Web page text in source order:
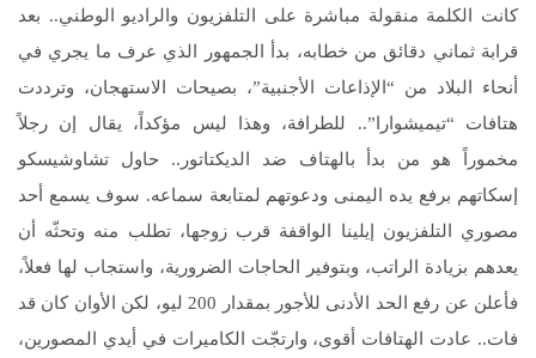
كانت الكلمة منقولة مباشرة على التلفزيون والراديو الوطني.. بعد
قرابة ثماني دقائق من خطابه، بدأ الجمهور الذي عرف ما يجري في
أنحاء البلاد من “الإذاعات الأجنبية”، بصيحات الاستهجان، وترددت
هتافات “تيميشوارا”.. للطرافة، وهذا ليس مؤكداً، يقال إن رجلاً
مخموراً هو من بدأ بالهتاف ضد الديكتاتور.. حاول تشاوشيسكو
إسكاتهم برفع يده اليمنى ودعوتهم لمتابعة سماعه. سوف يسمع أحد
مصوري التلفزيون إيلينا الواقفة قرب زوجها، تطلب منه وتحثّه أن
يعدهم بزيادة الراتب، وبتوفير الحاجات الضرورية، واستجاب لها فعلاً،
فأعلن عن رفع الحد الأدنى للأجور بمقدار 200 ليو، لكن الأوان كان قد
فات.. عادت الهتافات أقوى، وارتجّت الكاميرات في أيدي المصورين،